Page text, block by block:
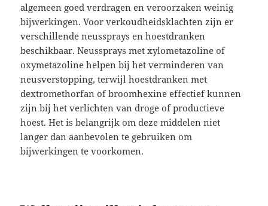
algemeen goed verdragen en veroorzaken weinig
bijwerkingen. Voor verkoudheidsklachten zijn er
verschillende neussprays en hoestdranken
beschikbaar. Neussprays met xylometazoline of
oxymetazoline helpen bij het verminderen van
neusverstopping, terwijl hoestdranken met
dextromethorfan of broomhexine effectief kunnen
zijn bij het verlichten van droge of productieve
hoest. Het is belangrijk om deze middelen niet
langer dan aanbevolen te gebruiken om
bijwerkingen te voorkomen.